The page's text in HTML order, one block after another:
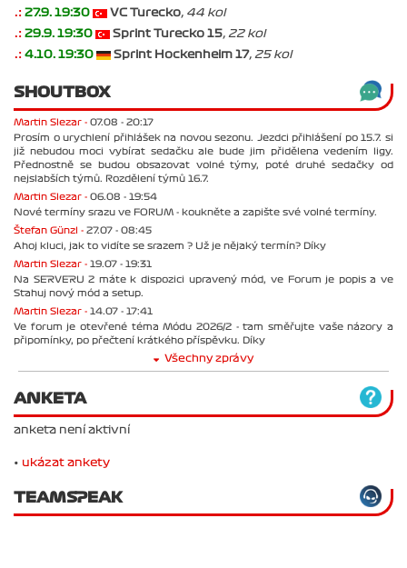
.: 27.9. 19:30 VC Turecko, 44 kol
.: 29.9. 19:30 Sprint Turecko 15, 22 kol
.: 4.10. 19:30 Sprint Hockenheim 17, 25 kol
SHOUTBOX
Martin Slezar - 07.08 - 20:17
Prosím o urychlení přihlášek na novou sezonu. Jezdci přihlášení po 15.7. si
již nebudou moci vybírat sedačku ale bude jim přidělena vedením ligy.
Přednostně se budou obsazovat volné týmy, poté druhé sedačky od
nejslabších týmů. Rozdělení týmů 16.7.
Martin Slezar - 06.08 - 19:54
Nové termíny srazu ve FORUM - koukněte a zapište své volné termíny.
Štefan Günzl - 27.07 - 08:45
Ahoj kluci, jak to vidíte se srazem ? Už je nějaký termín? Díky
Martin Slezar - 19.07 - 19:31
Na SERVERU 2 máte k dispozici upravený mód, ve Forum je popis a ve
Stahuj nový mód a setup.
Martin Slezar - 14.07 - 17:41
Ve forum je otevřené téma Módu 2026/2 - tam směřujte vaše názory a
připomínky, po přečtení krátkého příspěvku. Díky
Všechny zprávy
ANKETA
anketa není aktivní
• ukázat ankety
TEAMSPEAK